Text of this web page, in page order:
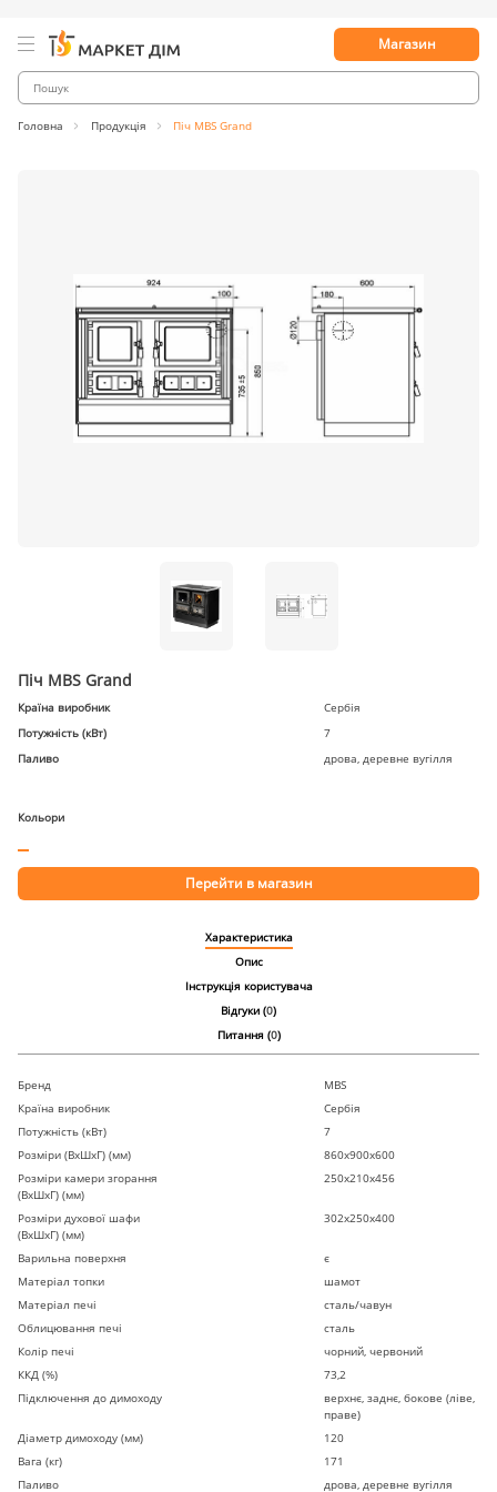
Магазин
Головна Продукція Піч MBS Grand
Піч MBS Grand
Країна виробник
Сербія
Потужність (кВт)
7
Паливо
дрова, деревне вугілля
Кольори
Перейти в магазин
Характеристика
Опис
Інструкція користувача
Відгуки (0)
Питання (0)
Бренд
MBS
Країна виробник
Сербія
Потужність (кВт)
7
Розміри (ВхШхГ) (мм)
860х900х600
Розміри камери згорання
(ВхШхГ) (мм)
250х210х456
Розміри духової шафи
(ВхШхГ) (мм)
302х250х400
Варильна поверхня
є
Матеріал топки
шамот
Матеріал печі
сталь/чавун
Облицювання печі
сталь
Колір печі
чорний, червоний
ККД (%)
73,2
Підключення до димоходу
верхнє, заднє, бокове (ліве,
праве)
Діаметр димоходу (мм)
120
Вага (кг)
171
Паливо
дрова, деревне вугілля